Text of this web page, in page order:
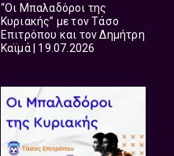
“Οι Μπαλαδόροι της
Κυριακής” με τον Τάσο
Επιτρόπου και τον Δημήτρη
Καϊμά | 19.07.2026